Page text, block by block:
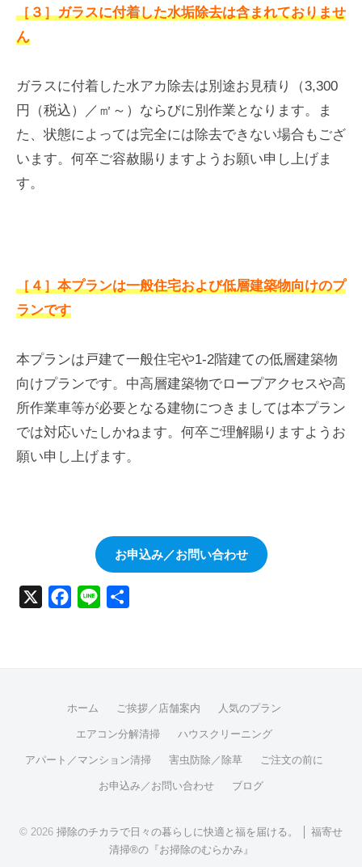
［３］ガラスに付着した水垢除去は含まれておりませ
ん
ガラスに付着した水アカ除去は別途お見積り（3,300
円（税込）／㎡～）ならびに別作業となります。ま
た、状態によっては完全には除去できない場合もござ
います。何卒ご容赦賜りますようお願い申し上げま
す。
［４］本プランは一般住宅および低層建築物向けのプ
ランです
本プランは戸建て一般住宅や1-2階建ての低層建築物
向けプランです。中高層建築物でロープアクセスや高
所作業車等が必要となる建物につきましては本プラン
では対応いたしかねます。何卒ご理解賜りますようお
願い申し上げます。
お申込み／お問い合わせ
o
o
k
ホーム ご挨拶／店舗案内 人気のプラン
エアコン分解清掃 ハウスクリーニング
アパート／マンション清掃 害虫防除／除草 ご注文の前に
お申込み／お問い合わせ ブログ
© 2026 掃除のチカラで日々の暮らしに快適と福を届ける。 │ 福寄せ
清掃®の『お掃除のむらかみ』